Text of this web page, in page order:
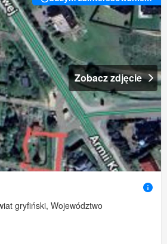
Zobacz zdjęcie
gryfiński, Województwo